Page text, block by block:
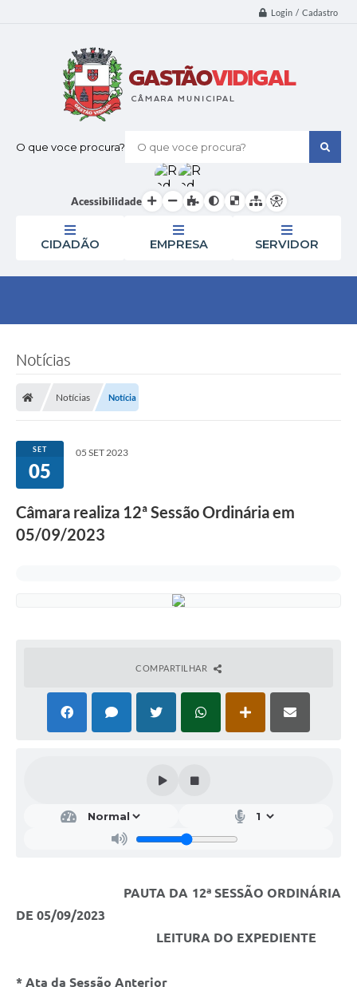
Login / Cadastro
O que voce procura?
Acessibilidade
CIDADÃO EMPRESA SERVIDOR
Notícias
Notícias Notícia
SET
05
05 SET 2023
Câmara realiza 12ª Sessão Ordinária em
05/09/2023
COMPARTILHAR
PAUTA DA 12ª SESSÃO ORDINÁRIA
DE 05/09/2023
LEITURA DO EXPEDIENTE
* Ata da Sessão Anterior